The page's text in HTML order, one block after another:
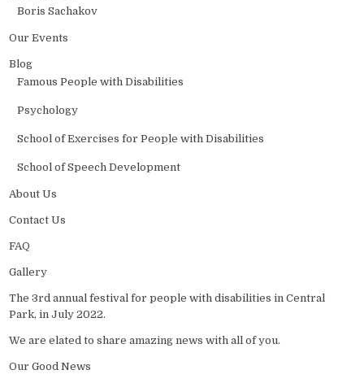
Boris Sachakov
Our Events
Blog
Famous People with Disabilities
Psychology
School of Exercises for People with Disabilities
School of Speech Development
About Us
Contact Us
FAQ
Gallery
The 3rd annual festival for people with disabilities in Central
Park, in July 2022.
We are elated to share amazing news with all of you.
Our Good News